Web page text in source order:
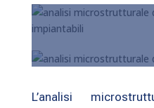
L’analisi